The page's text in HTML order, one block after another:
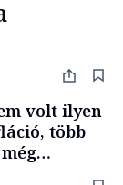
volt ilyen
több
is